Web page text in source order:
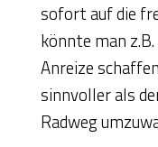
sofort auf die
könnte man
Anreize
sinnvoller als
Radweg